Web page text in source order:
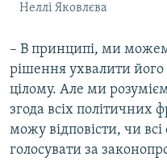
Неллі Яковлєва
– В принципі, ми
рішення ухвалити
цілому. Але ми
згода всіх політичних
можу відповісти, чи всі
голосувати за